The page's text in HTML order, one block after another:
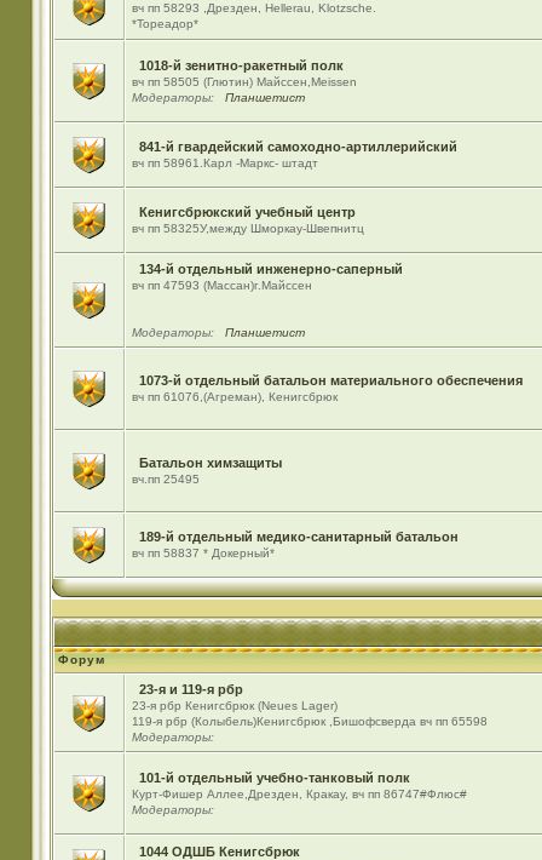
вч пп 58293 ,Дрезден, Hellerau, Klotzsche.
*Тореадор*
1018-й зенитно-ракетный полк
вч пп 58505 (Глютин) Майсcен,Meissen
Модераторы:
Планшетист
841-й гвардейский самоходно-артиллерийский
вч пп 58961.Карл -Маркс- штадт
Кенигсбрюкский учебный центр
вч пп 58325У,между Шморкау-Швепнитц
134-й отдельный инженерно-саперный
вч пп 47593 (Массан)г.Майссен
Модераторы: Планшетист
1073-й отдельный батальон материального обеспечения
вч пп 61076,(Агреман), Кенигсбрюк
Батальон химзащиты
вч.пп 25495
189-й отдельный медико-санитарный батальон
вч пп 58837 * Докерный*
Форум
23-я и 119-я рбр
23-я рбр Кенигсбрюк (Neues Lager)
119-я рбр (Колыбель)Кенигсбрюк ,Бишофсверда вч пп 65598
Модераторы:
101-й отдельный учебно-танковый полк
Курт-Фишер Аллее,Дрезден, Кракау, вч пп 86747#Флюс#
Модераторы:
1044 ОДШБ Кенигсбрюк